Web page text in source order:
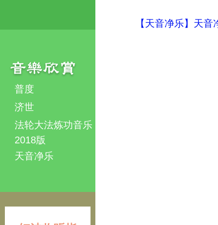
普度
济世
法轮大法炼功音乐
2018版
天音净乐
【天音净乐】天